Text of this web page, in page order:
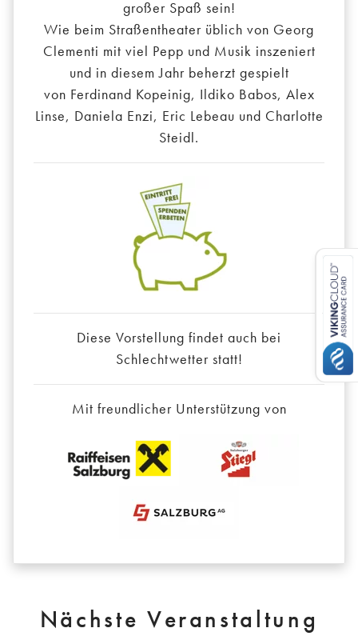
großer Spaß sein!
Wie beim Straßentheater üblich von Georg
Clementi mit viel Pepp und Musik inszeniert
und in diesem Jahr beherzt gespielt
von Ferdinand Kopeinig, Ildiko Babos, Alex
Linse, Daniela Enzi, Eric Lebeau und Charlotte
Steidl.
Diese Vorstellung findet auch bei
Schlechtwetter statt!
Mit freundlicher Unterstützung von
Nächste Veranstaltung